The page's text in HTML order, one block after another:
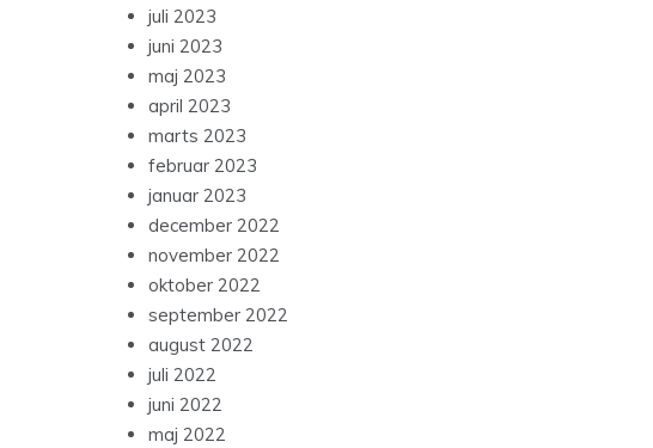
juli 2023
juni 2023
maj 2023
april 2023
marts 2023
februar 2023
januar 2023
december 2022
november 2022
oktober 2022
september 2022
august 2022
juli 2022
juni 2022
maj 2022